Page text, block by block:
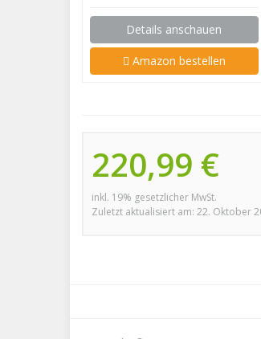
Details anschauen
Amazon bestellen
220,99 €
inkl. 19% gesetzlicher MwSt.
Zuletzt aktualisiert am: 22. Oktober